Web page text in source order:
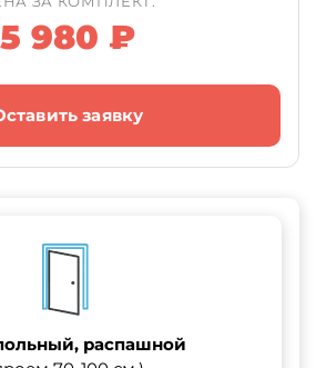
5 980 ₽
заявку
распашной